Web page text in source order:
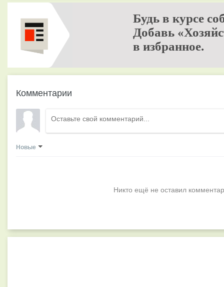
Будь в курсе
Добавь
в избранное.
Комментарии
Новые
Никто ещё не оставил